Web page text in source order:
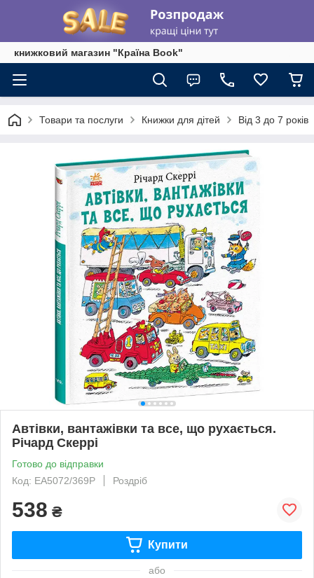
книжковий магазин "Країна Book"
Товари та послуги Книжки для дітей Від 3 до 7 років
Автівки, вантажівки та все, що рухається.
Річард Скеррі
Готово до відправки
Код: ЕА5072/369Р
Роздріб
538 ₴
Купити
або